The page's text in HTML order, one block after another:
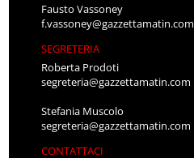
Fausto Vassoney
f.vassoney@gazzettamatin.com
SEGRETERIA
Roberta Prodoti
segreteria@gazzettamatin.com
Stefania Muscolo
segreteria@gazzettamatin.com
CONTATTACI